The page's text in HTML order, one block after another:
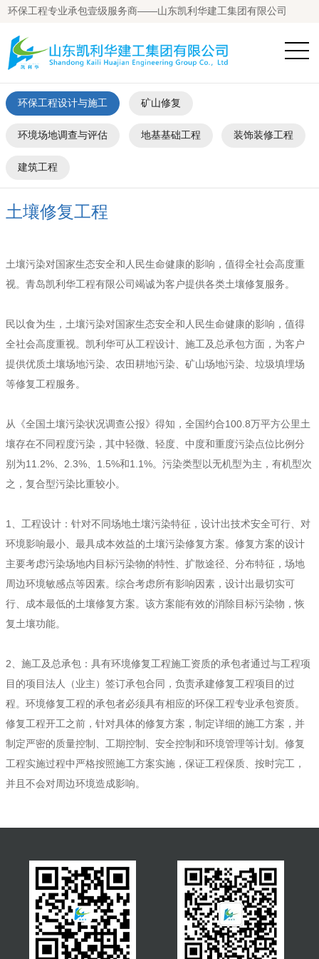
环保工程专业承包壹级服务商——山东凯利华建工集团有限公司
环保工程设计与施工 矿山修复
环境场地调查与评估 地基基础工程 装饰装修工程
建筑工程
土壤修复工程
土壤污染对国家生态安全和人民生命健康的影响，值得全社会高度重
视。青岛凯利华工程有限公司竭诚为客户提供各类土壤修复服务。
民以食为生，土壤污染对国家生态安全和人民生命健康的影响，值得
全社会高度重视。凯利华可从工程设计、施工及总承包方面，为客户
提供优质土壤场地污染、农田耕地污染、矿山场地污染、垃圾填埋场
等修复工程服务。
从《全国土壤污染状况调查公报》得知，全国约合100.8万平方公里土
壤存在不同程度污染，其中轻微、轻度、中度和重度污染点位比例分
别为11.2%、2.3%、1.5%和1.1%。污染类型以无机型为主，有机型次
之，复合型污染比重较小。
1、工程设计：针对不同场地土壤污染特征，设计出技术安全可行、对
环境影响最小、最具成本效益的土壤污染修复方案。修复方案的设计
主要考虑污染场地内目标污染物的特性、扩散途径、分布特征，场地
周边环境敏感点等因素。综合考虑所有影响因素，设计出最切实可
行、成本最低的土壤修复方案。该方案能有效的消除目标污染物，恢
复土壤功能。
2、施工及总承包：具有环境修复工程施工资质的承包者通过与工程项
目的项目法人（业主）签订承包合同，负责承建修复工程项目的过
程。环境修复工程的承包者必须具有相应的环保工程专业承包资质。
修复工程开工之前，针对具体的修复方案，制定详细的施工方案，并
制定严密的质量控制、工期控制、安全控制和环境管理等计划。修复
工程实施过程中严格按照施工方案实施，保证工程保质、按时完工，
并且不会对周边环境造成影响。